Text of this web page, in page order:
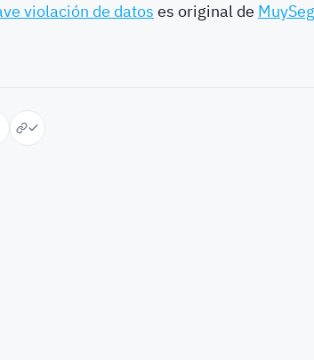
violación de datos es original de